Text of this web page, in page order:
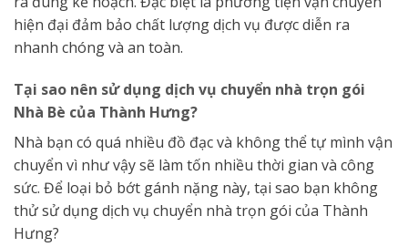
hiện đại đảm bảo chất lượng dịch vụ được diễn ra
nhanh chóng và an toàn.
Tại sao nên sử dụng dịch vụ chuyển nhà trọn gói
Nhà Bè của Thành Hưng?
Nhà bạn có quá nhiều đồ đạc và không thể tự mình vận
chuyển vì như vậy sẽ làm tốn nhiều thời gian và công
sức. Để loại bỏ bớt gánh nặng này, tại sao bạn không
thử sử dụng dịch vụ chuyển nhà trọn gói của Thành
Hưng?